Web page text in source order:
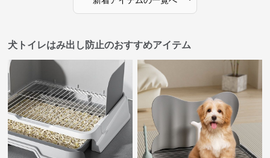
犬トイレはみ出し防止のおすすめアイテム